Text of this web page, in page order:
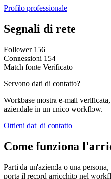
Profilo professionale
Segnali di rete
Follower 156
Connessioni 154
Match fonte Verificato
Servono dati di contatto?
Workbase mostra e-mail
aziendale in un unico workflow.
Ottieni dati di contatto
Come funziona
Parti da un'azienda o una
porta il record arricchito nel